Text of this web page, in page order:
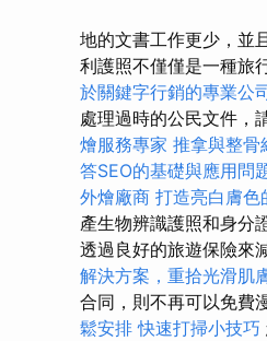
地的文書工作更少，並
利護照不僅僅是一種旅
於關鍵字行銷的專業公
處理過時的公民文件，
燴服務專家 推拿與整骨
答SEO的基礎與應用問
外燴廠商 打造亮白膚色
產生物辨識護照和身分
透過良好的旅遊保險來
解決方案，重拾光滑肌
合同，則不再可以免費
鬆安排 快速打掃小技巧